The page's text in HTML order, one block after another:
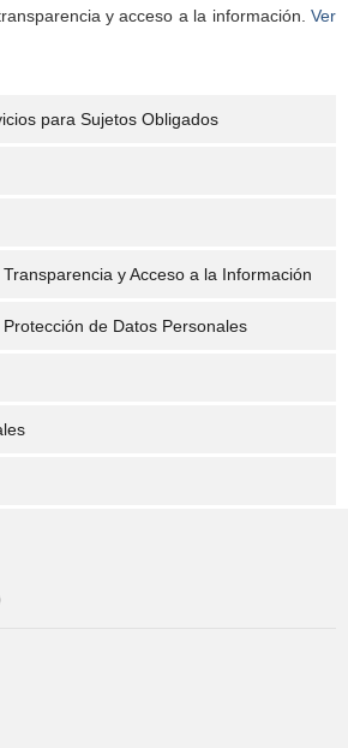
y acceso a la información. Ver
para Sujetos Obligados
y Acceso a la Información
de Datos Personales